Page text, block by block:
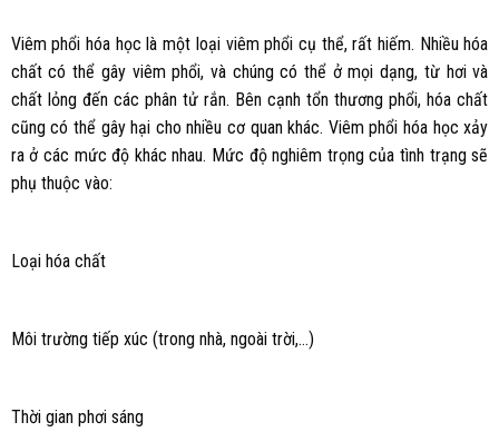
Viêm phổi hóa học là một loại viêm phổi cụ thể, rất hiếm. Nhiều hóa
chất có thể gây viêm phổi, và chúng có thể ở mọi dạng, từ hơi và
chất lỏng đến các phân tử rắn. Bên cạnh tổn thương phổi, hóa chất
cũng có thể gây hại cho nhiều cơ quan khác. Viêm phổi hóa học xảy
ra ở các mức độ khác nhau. Mức độ nghiêm trọng của tình trạng sẽ
phụ thuộc vào:
Loại hóa chất
Môi trường tiếp xúc (trong nhà, ngoài trời,…)
Thời gian phơi sáng